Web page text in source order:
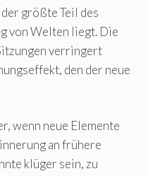
größte Teil des
von Welten liegt. Die
verringert
den der neue
wenn neue Elemente
an frühere
klüger sein, zu